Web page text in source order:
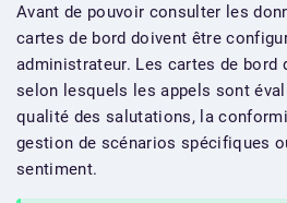
Avant de pouvoir consulter les
cartes de bord doivent être
administrateur. Les cartes de bord
selon lesquels les appels sont
qualité des salutations, la
gestion de scénarios spécifiques
sentiment.